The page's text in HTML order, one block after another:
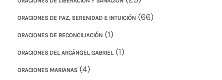
ORACIONES DE PAZ, SERENIDAD E INTUICIÓN (66)
ORACIONES DE RECONCILIACIÓN (1)
ORACIONES DEL ARCÁNGEL GABRIEL (1)
ORACIONES MARIANAS (4)